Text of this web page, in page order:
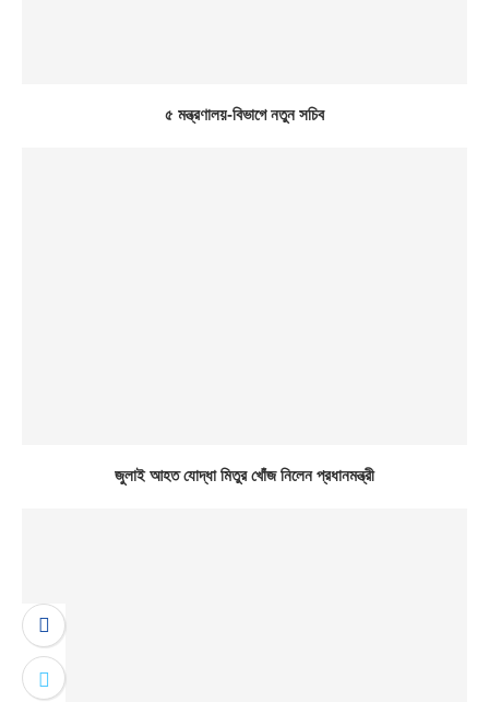
৫ মন্ত্রণালয়-বিভাগে নতুন সচিব
জুলাই আহত যোদ্ধা মিতুর খোঁজ নিলেন প্রধানমন্ত্রী